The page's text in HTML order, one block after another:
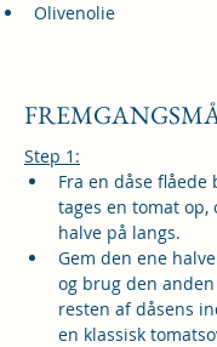
Olivenolie
Step 1:
Fra en dåse
tages en tomat op,
halve på langs.
Gem den ene
og brug den
resten af dåsens
en klassisk